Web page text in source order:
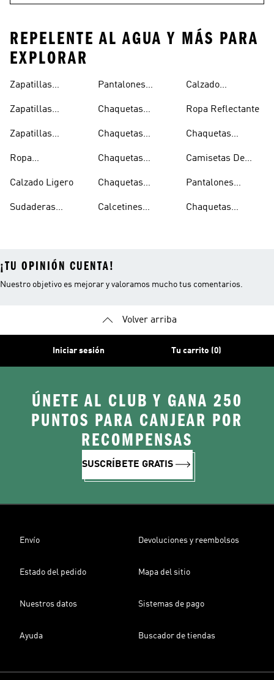
REPELENTE AL AGUA Y MÁS PARA
EXPLORAR
Zapatillas
Mujer
Zapatillas
Hombre
Zapatillas
Niños
Ropa
Calzado Ligero
Sudaderas
Capucha
Pantalones
Ligeros
Chaquetas
Chaquetas
Chaquetas
Hombre
Chaquetas
Mujer
Calcetines
Calzado
Ropa Reflectante
Chaquetas
Camisetas De
Pantalones
Chaquetas
¡TU OPINIÓN CUENTA!
Nuestro objetivo es mejorar y valoramos mucho tus comentarios.
Volver arriba
Iniciar sesión Tu carrito (0)
ÚNETE AL CLUB Y GANA 250
PUNTOS PARA CANJEAR POR
RECOMPENSAS
SUSCRÍBETE GRATIS
Envío Devoluciones y reembolsos
Estado del pedido Mapa del sitio
Nuestros datos Sistemas de pago
Ayuda Buscador de tiendas